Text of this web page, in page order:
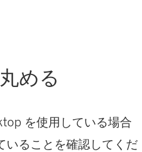
める
を使用している場合
いることを確認してくだ